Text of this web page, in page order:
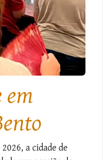
a cidade de